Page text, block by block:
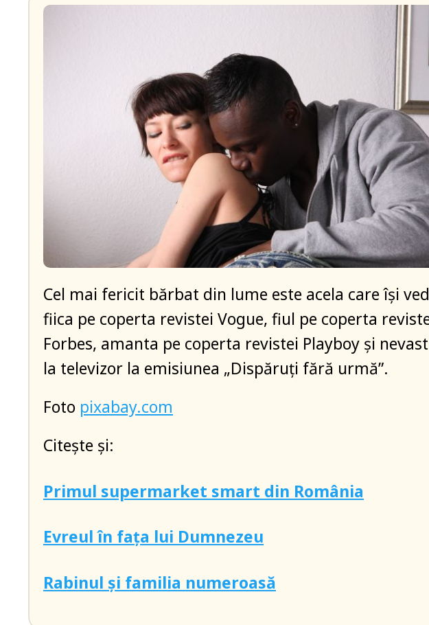
Cel mai fericit bărbat din lume este acela care îşi
fiica pe coperta revistei Vogue, fiul pe coperta
Forbes, amanta pe coperta revistei Playboy şi
la televizor la emisiunea „Dispăruţi fără urmă”.
Foto pixabay.com
Citește și:
Primul supermarket smart din România
Evreul în fața lui Dumnezeu
Rabinul și familia numeroasă